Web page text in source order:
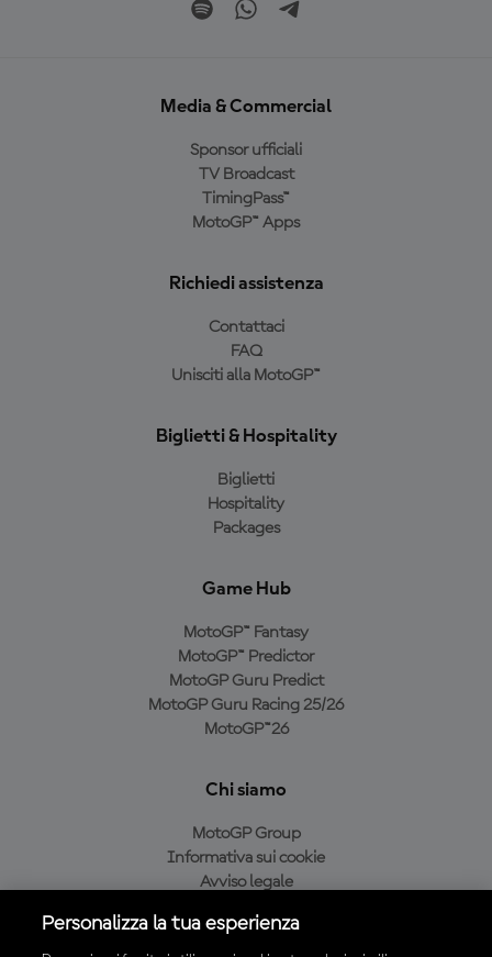
Media & Commercial
Sponsor ufficiali
TV Broadcast
TimingPass™
MotoGP™ Apps
Richiedi assistenza
Contattaci
FAQ
Unisciti alla MotoGP™
Biglietti & Hospitality
Biglietti
Hospitality
Packages
Game Hub
MotoGP™ Fantasy
MotoGP™ Predictor
MotoGP Guru Predict
MotoGP Guru Racing 25/26
MotoGP™26
Chi siamo
MotoGP Group
Informativa sui cookie
Avviso legale
Condizioni di acquisto
Personalizza la tua esperienza